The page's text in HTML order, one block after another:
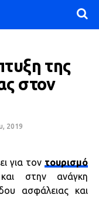
της
στον
2019
για τον τουρισμό
στην ανάγκη
ασφάλειας και